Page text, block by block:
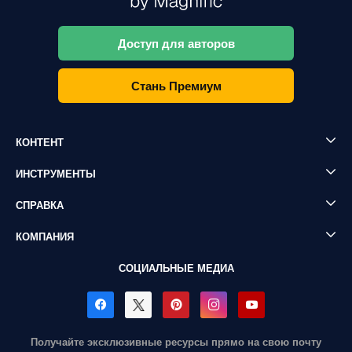
Доступ для авторов
Стань Премиум
КОНТЕНТ
ИНСТРУМЕНТЫ
СПРАВКА
КОМПАНИЯ
СОЦИАЛЬНЫЕ МЕДИА
Получайте эксклюзивные ресурсы прямо на свою почту